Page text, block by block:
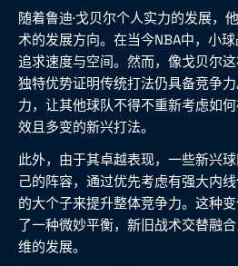
随着鲁迪·戈贝尔个人实力的发展，
术的发展方向。在当今NBA中，小
追求速度与空间。然而，像戈贝尔
独特优势证明传统打法仍具备竞争
力，让其他球队不得不重新考虑如
效且多变的新兴打法。
此外，由于其卓越表现，一些新兴
己的阵容，通过优先考虑有强大内
的大个子来提升整体竞争力。这种
了一种微妙平衡，新旧战术交替融
维的发展。